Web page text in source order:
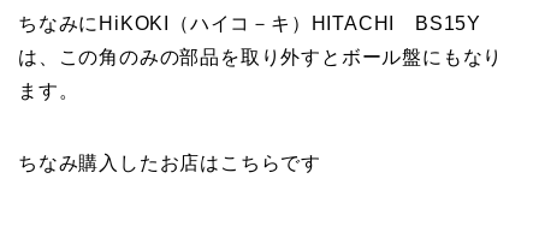
ちなみにHiKOKI（ハイコ－キ）HITACHI BS15Y
は、この角のみの部品を取り外すとボール盤にもなり
ます。
ちなみ購入したお店はこちらです